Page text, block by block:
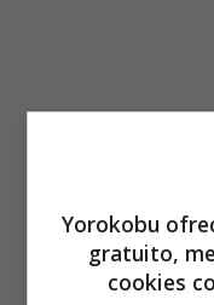
Yorokobu
gratuito,
cookies